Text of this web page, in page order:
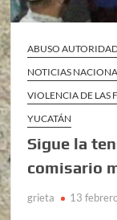
ABUSO
NOTICIAS
VIOLENCIA DE LAS
YUCATÁN
Sigue la
comisario
grieta 13